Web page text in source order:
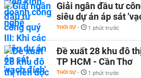
Giải ngân đầu tư
siêu dự án áp sát
THỜI SỰ - 1 phút trước
Đề xuất 28 khu đô
TP HCM - Cần Thơ
THỜI SỰ - 1 phút trước